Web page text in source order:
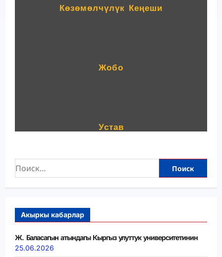
Көзөмөлчүлүк Кеңеши
Жобо
Устав
Акыркы кабарлар
Ж. Баласагын атындагы Кыргыз улуттук университетинин
25.06.2026